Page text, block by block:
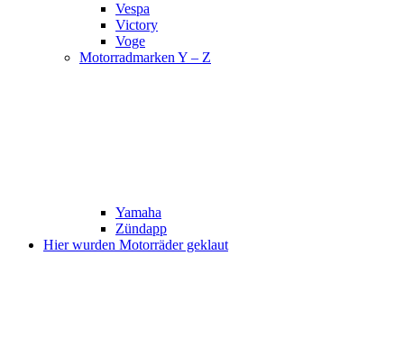
Vespa
Victory
Voge
Motorradmarken Y – Z
Yamaha
Zündapp
Hier wurden Motorräder geklaut